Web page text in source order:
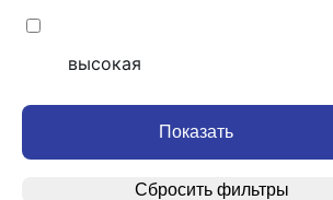
высокая
Показать
Сбросить фильтры